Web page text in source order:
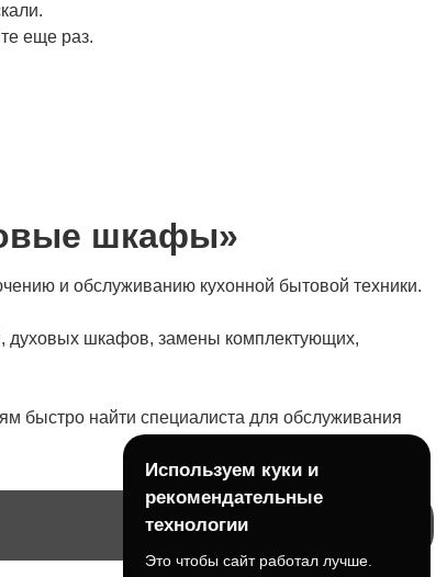
еще раз.
шкафы»
и обслуживанию кухонной бытовой техники.
духовых шкафов, замены комплектующих,
быстро найти специалиста для обслуживания
Используем куки и
рекомендательные
технологии
Это чтобы сайт работал лучше.